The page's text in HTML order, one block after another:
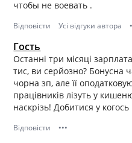
чтобы не воевать .
Відповісти Усі відгуки автора
Гость
Останні три місяці
тис, ви серйозно? Бонусна
чорна зп, але її
працівників лізуть у
наскрізь! Добитися у
Відповісти •••